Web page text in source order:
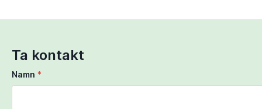
Ta kontakt
Namn *